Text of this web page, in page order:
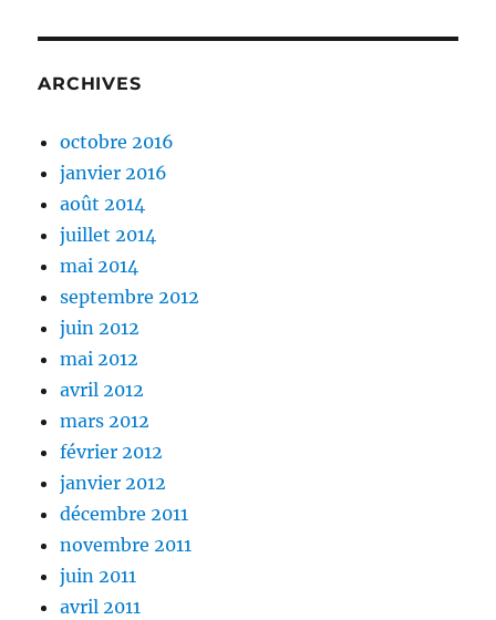
ARCHIVES
octobre 2016
janvier 2016
août 2014
juillet 2014
mai 2014
septembre 2012
juin 2012
mai 2012
avril 2012
mars 2012
février 2012
janvier 2012
décembre 2011
novembre 2011
juin 2011
avril 2011